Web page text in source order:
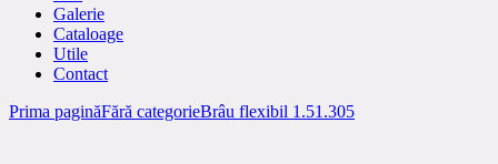
Galerie
Cataloage
Utile
Contact
Prima paginăFără categorieBrâu flexibil 1.51.305